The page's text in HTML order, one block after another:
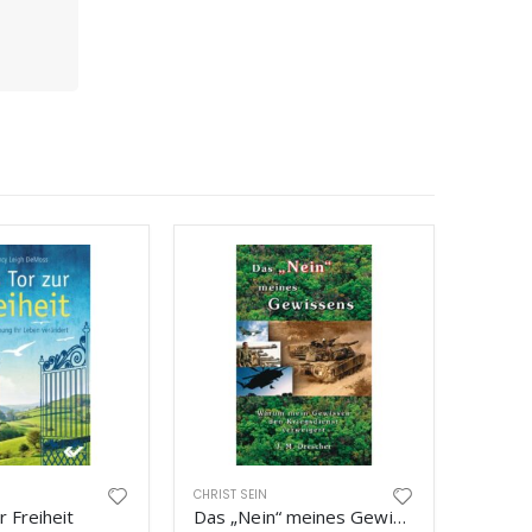
Freiheit
CHRIST SEIN
Das „Nein“ meines Gewissens